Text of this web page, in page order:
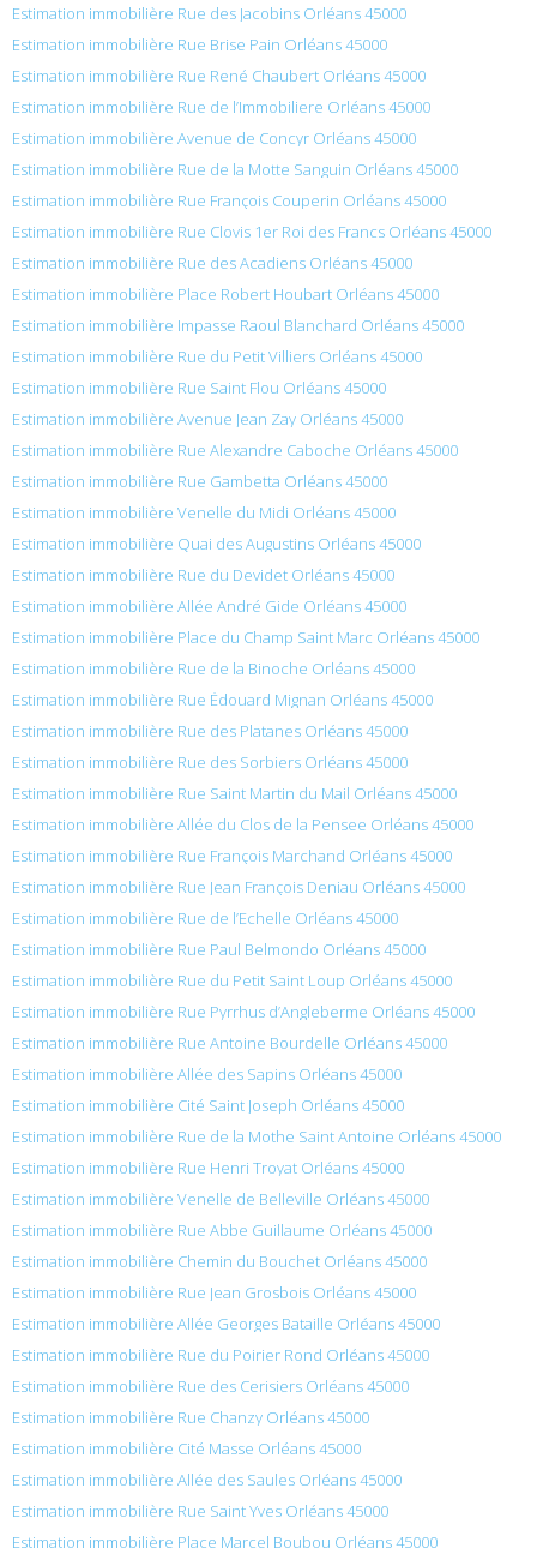
Estimation immobilière Rue des Jacobins Orléans 45000
Estimation immobilière Rue Brise Pain Orléans 45000
Estimation immobilière Rue René Chaubert Orléans 45000
Estimation immobilière Rue de l’Immobiliere Orléans 45000
Estimation immobilière Avenue de Concyr Orléans 45000
Estimation immobilière Rue de la Motte Sanguin Orléans 45000
Estimation immobilière Rue François Couperin Orléans 45000
Estimation immobilière Rue Clovis 1er Roi des Francs Orléans 45000
Estimation immobilière Rue des Acadiens Orléans 45000
Estimation immobilière Place Robert Houbart Orléans 45000
Estimation immobilière Impasse Raoul Blanchard Orléans 45000
Estimation immobilière Rue du Petit Villiers Orléans 45000
Estimation immobilière Rue Saint Flou Orléans 45000
Estimation immobilière Avenue Jean Zay Orléans 45000
Estimation immobilière Rue Alexandre Caboche Orléans 45000
Estimation immobilière Rue Gambetta Orléans 45000
Estimation immobilière Venelle du Midi Orléans 45000
Estimation immobilière Quai des Augustins Orléans 45000
Estimation immobilière Rue du Devidet Orléans 45000
Estimation immobilière Allée André Gide Orléans 45000
Estimation immobilière Place du Champ Saint Marc Orléans 45000
Estimation immobilière Rue de la Binoche Orléans 45000
Estimation immobilière Rue Édouard Mignan Orléans 45000
Estimation immobilière Rue des Platanes Orléans 45000
Estimation immobilière Rue des Sorbiers Orléans 45000
Estimation immobilière Rue Saint Martin du Mail Orléans 45000
Estimation immobilière Allée du Clos de la Pensee Orléans 45000
Estimation immobilière Rue François Marchand Orléans 45000
Estimation immobilière Rue Jean François Deniau Orléans 45000
Estimation immobilière Rue de l’Echelle Orléans 45000
Estimation immobilière Rue Paul Belmondo Orléans 45000
Estimation immobilière Rue du Petit Saint Loup Orléans 45000
Estimation immobilière Rue Pyrrhus d’Angleberme Orléans 45000
Estimation immobilière Rue Antoine Bourdelle Orléans 45000
Estimation immobilière Allée des Sapins Orléans 45000
Estimation immobilière Cité Saint Joseph Orléans 45000
Estimation immobilière Rue de la Mothe Saint Antoine Orléans 45000
Estimation immobilière Rue Henri Troyat Orléans 45000
Estimation immobilière Venelle de Belleville Orléans 45000
Estimation immobilière Rue Abbe Guillaume Orléans 45000
Estimation immobilière Chemin du Bouchet Orléans 45000
Estimation immobilière Rue Jean Grosbois Orléans 45000
Estimation immobilière Allée Georges Bataille Orléans 45000
Estimation immobilière Rue du Poirier Rond Orléans 45000
Estimation immobilière Rue des Cerisiers Orléans 45000
Estimation immobilière Rue Chanzy Orléans 45000
Estimation immobilière Cité Masse Orléans 45000
Estimation immobilière Allée des Saules Orléans 45000
Estimation immobilière Rue Saint Yves Orléans 45000
Estimation immobilière Place Marcel Boubou Orléans 45000